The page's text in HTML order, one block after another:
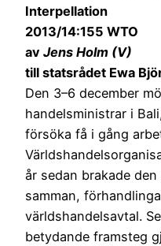
Interpellation
2013/14:155 WTO
av Jens Holm (V)
till statsrådet Ewa
Den 3–6 december
handelsministrar i
försöka få i gång
år sedan brakade
samman,
världshandelsavtal.
betydande framsteg